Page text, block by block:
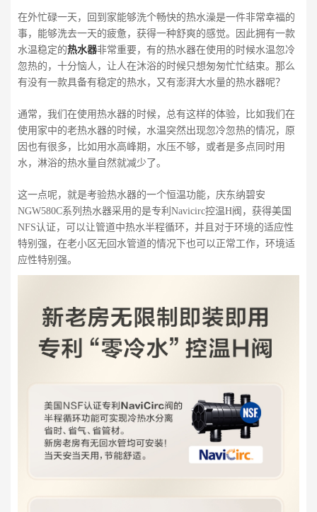
在外忙碌一天，回到家能够洗个畅快的热水澡是一件非常幸福的
事，能够洗去一天的疲惫，获得一种舒爽的感觉。因此拥有一款
水温稳定的热水器非常重要，有的热水器在使用的时候水温忽冷
忽热的，十分恼人，让人在沐浴的时候只想匆匆忙忙结束。那么
有没有一款具备有稳定的热水，又有澎湃大水量的热水器呢？
通常，我们在使用热水器的时候，总有这样的体验，比如我们在
使用家中的老热水器的时候，水温突然出现忽冷忽热的情况，原
因也有很多，比如用水高峰期，水压不够，或者是多点同时用
水，淋浴的热水量自然就减少了。
这一点呢，就是考验热水器的一个恒温功能，庆东纳碧安
NGW580C系列热水器采用的是专利Navicirc控温H阀，获得美国
NFS认证，可以让管道中热水半程循环，并且对于环境的适应性
特别强，在老小区无回水管道的情况下也可以正常工作，环境适
应性特别强。